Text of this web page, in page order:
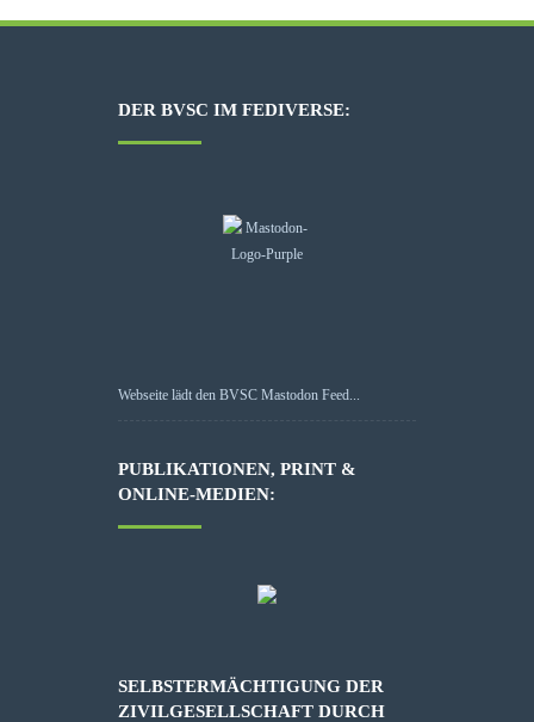
DER BVSC IM FEDIVERSE:
Webseite lädt den BVSC Mastodon Feed...
PUBLIKATIONEN, PRINT &
ONLINE-MEDIEN:
SELBSTERMÄCHTIGUNG DER
ZIVILGESELLSCHAFT DURCH